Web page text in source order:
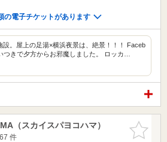
の電子チケットがあります
設。屋上の足湯×横浜夜景は、絶景！！！ Faceb
つきで夕方からお邪魔しました。 ロッカ…
お気に入
りに追加
（スカイスパヨコハマ）
件